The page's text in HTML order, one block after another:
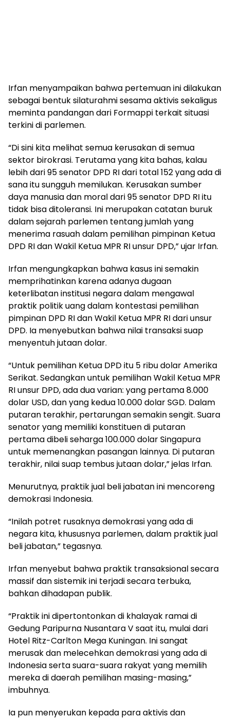
Irfan menyampaikan bahwa pertemuan ini dilakukan
sebagai bentuk silaturahmi sesama aktivis sekaligus
meminta pandangan dari Formappi terkait situasi
terkini di parlemen.
“Di sini kita melihat semua kerusakan di semua
sektor birokrasi. Terutama yang kita bahas, kalau
lebih dari 95 senator DPD RI dari total 152 yang ada di
sana itu sungguh memilukan. Kerusakan sumber
daya manusia dan moral dari 95 senator DPD RI itu
tidak bisa ditoleransi. Ini merupakan catatan buruk
dalam sejarah parlemen tentang jumlah yang
menerima rasuah dalam pemilihan pimpinan Ketua
DPD RI dan Wakil Ketua MPR RI unsur DPD,” ujar Irfan.
Irfan mengungkapkan bahwa kasus ini semakin
memprihatinkan karena adanya dugaan
keterlibatan institusi negara dalam mengawal
praktik politik uang dalam kontestasi pemilihan
pimpinan DPD RI dan Wakil Ketua MPR RI dari unsur
DPD. Ia menyebutkan bahwa nilai transaksi suap
menyentuh jutaan dolar.
“Untuk pemilihan Ketua DPD itu 5 ribu dolar Amerika
Serikat. Sedangkan untuk pemilihan Wakil Ketua MPR
RI unsur DPD, ada dua varian: yang pertama 8.000
dolar USD, dan yang kedua 10.000 dolar SGD. Dalam
putaran terakhir, pertarungan semakin sengit. Suara
senator yang memiliki konstituen di putaran
pertama dibeli seharga 100.000 dolar Singapura
untuk memenangkan pasangan lainnya. Di putaran
terakhir, nilai suap tembus jutaan dolar,” jelas Irfan.
Menurutnya, praktik jual beli jabatan ini mencoreng
demokrasi Indonesia.
“Inilah potret rusaknya demokrasi yang ada di
negara kita, khususnya parlemen, dalam praktik jual
beli jabatan,” tegasnya.
Irfan menyebut bahwa praktik transaksional secara
massif dan sistemik ini terjadi secara terbuka,
bahkan dihadapan publik.
“Praktik ini dipertontonkan di khalayak ramai di
Gedung Paripurna Nusantara V saat itu, mulai dari
Hotel Ritz-Carlton Mega Kuningan. Ini sangat
merusak dan melecehkan demokrasi yang ada di
Indonesia serta suara-suara rakyat yang memilih
mereka di daerah pemilihan masing-masing,”
imbuhnya.
Ia pun menyerukan kepada para aktivis dan